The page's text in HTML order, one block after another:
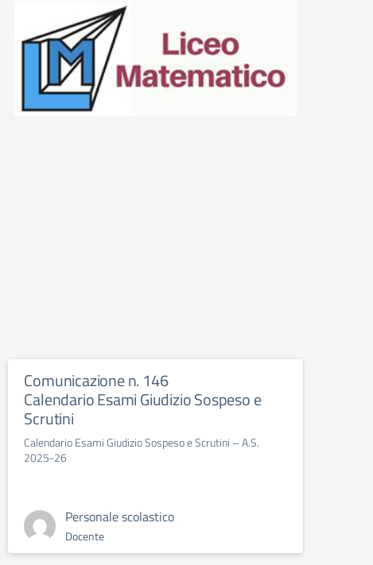
Comunicazione n. 146
Calendario Esami Giudizio Sospeso e
Scrutini
Calendario Esami Giudizio Sospeso e Scrutini – A.S.
2025-26
Personale scolastico
Docente